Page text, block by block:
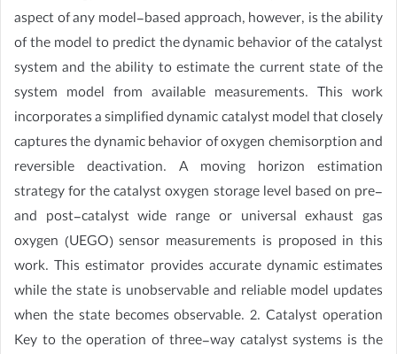
aspect of any model-based approach, however, is the ability
of the model to predict the dynamic behavior of the catalyst
system and the ability to estimate the current state of the
system model from available measurements. This work
incorporates a simplified dynamic catalyst model that closely
captures the dynamic behavior of oxygen chemisorption and
reversible deactivation. A moving horizon estimation
strategy for the catalyst oxygen storage level based on pre-
and post-catalyst wide range or universal exhaust gas
oxygen (UEGO) sensor measurements is proposed in this
work. This estimator provides accurate dynamic estimates
while the state is unobservable and reliable model updates
when the state becomes observable. 2. Catalyst operation
Key to the operation of three-way catalyst systems is the